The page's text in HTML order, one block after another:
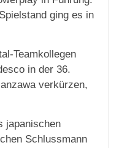
ging es in
Teamkollegen
in der 36.
verkürzen,
japanischen
Schlussmann